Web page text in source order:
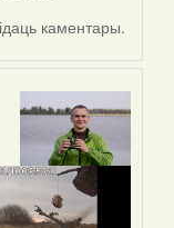
каментары.